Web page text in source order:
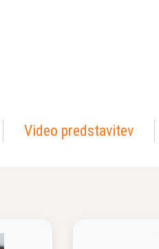
Video predstavitev